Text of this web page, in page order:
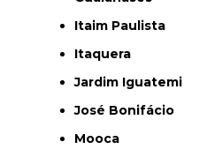
Itaim Paulista
Itaquera
Jardim Iguatemi
José Bonifácio
Mooca